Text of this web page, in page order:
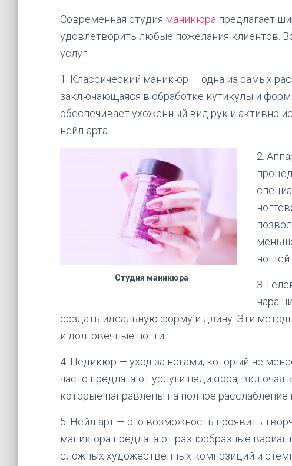
Современная студия маникюра предлагает
удовлетворить любые пожелания клиентов.
услуг:
1. Классический маникюр — одна из самых
заключающаяся в обработке кутикулы и
обеспечивает ухоженный вид рук и активно
нейл-арта.
Студия маникюра
2.
ногтей.
3.
создать идеальную форму и длину. Эти
и долговечные ногти.
4. Педикюр — уход за ногами, который не
часто предлагают услуги педикюра, включая
которые направлены на полное расслабление
5. Нейл-арт — это возможность проявить
маникюра предлагают разнообразные
сложных художественных композиций и